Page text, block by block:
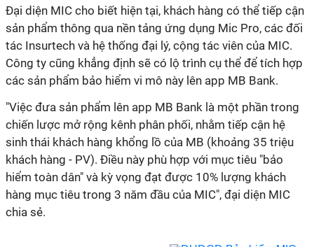
Đại diện MIC cho biết hiện tại, khách hàng có thể tiếp cận
sản phẩm thông qua nền tảng ứng dụng Mic Pro, các đối
tác Insurtech và hệ thống đại lý, cộng tác viên của MIC.
Công ty cũng khẳng định sẽ có lộ trình cụ thể để tích hợp
các sản phẩm bảo hiểm vi mô này lên app MB Bank.
"Việc đưa sản phẩm lên app MB Bank là một phần trong
chiến lược mở rộng kênh phân phối, nhằm tiếp cận hệ
sinh thái khách hàng khổng lồ của MB (khoảng 35 triệu
khách hàng - PV). Điều này phù hợp với mục tiêu "bảo
hiểm toàn dân" và kỳ vọng đạt được 10% lượng khách
hàng mục tiêu trong 3 năm đầu của MIC", đại diện MIC
chia sẻ.